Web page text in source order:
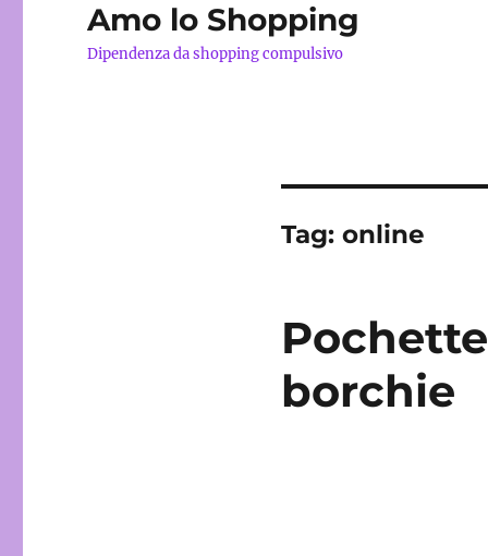
Amo lo Shopping
Dipendenza da shopping compulsivo
Tag: online
borchie